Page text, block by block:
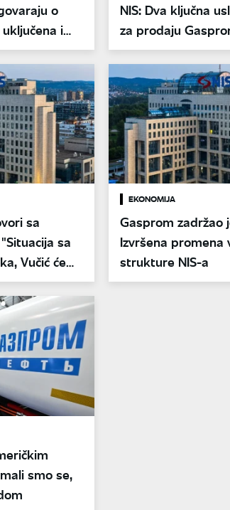
o
i
NIS: Dva ključna
za prodaju
paketa
sa
sa
Vučić će
EKONOMIJA
Gasprom zadržao
Izvršena promena
strukture NIS-a
smo se,